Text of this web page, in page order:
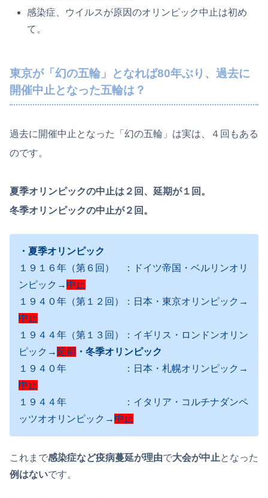
感染症、ウイルスが原因のオリンピック中止は初め
て。
東京が「幻の五輪」となれば80年ぶり、過去に
開催中止となった五輪は？
過去に開催中止となった「幻の五輪」は実は、４回もある
のです。
夏季オリンピックの中止は２回、延期が１回。
冬季オリンピックの中止が２回。
・夏季オリンピック
１９１６年（第６回） ：ドイツ帝国・ベルリンオリ
ンピック→中止
１９４０年（第１２回）：日本・東京オリンピック→
中止
１９４４年（第１３回）：イギリス・ロンドンオリン
ピック→延期 ・冬季オリンピック
１９４０年 ：日本・札幌オリンピック→
中止
１９４４年 ：イタリア・コルチナダンペ
ッツオオリンピック→中止
これまで感染症など疫病蔓延が理由で大会が中止となった
例はないです。